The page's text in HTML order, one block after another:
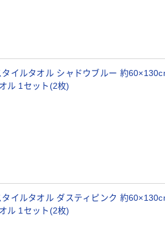
イルタオル シャドウブルー 約
ル 1セット(2枚)
イルタオル ダスティピンク 約
ル 1セット(2枚)